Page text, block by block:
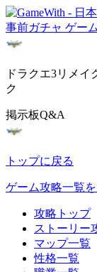
事前ガチャ ゲー
ドラクエ3リメ
ク
掲示板Q&A
トップに戻る
ゲーム攻略一覧
攻略トップ
ストーリー
マップ一覧
性格一覧